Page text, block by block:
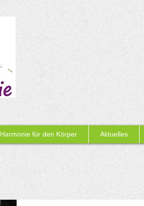
Harmonie für den Körper Aktuelles